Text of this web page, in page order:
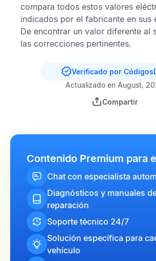
compara todos estos valores
indicados por el fabricante en sus
De encontrar un valor diferente al
las correcciones pertinentes.
Verificado por
Actualizado en August,
Compartir
Contenido Premium para
Chat con especialista
Diagnósticos y manuales
reparación
Soporte técnico 24/7
Solución específica para
vehículo